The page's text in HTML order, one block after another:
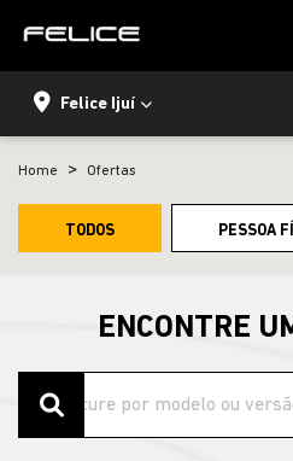
Felice Ijuí
Home Ofertas
TODOS PESSOA
ENCONTRE